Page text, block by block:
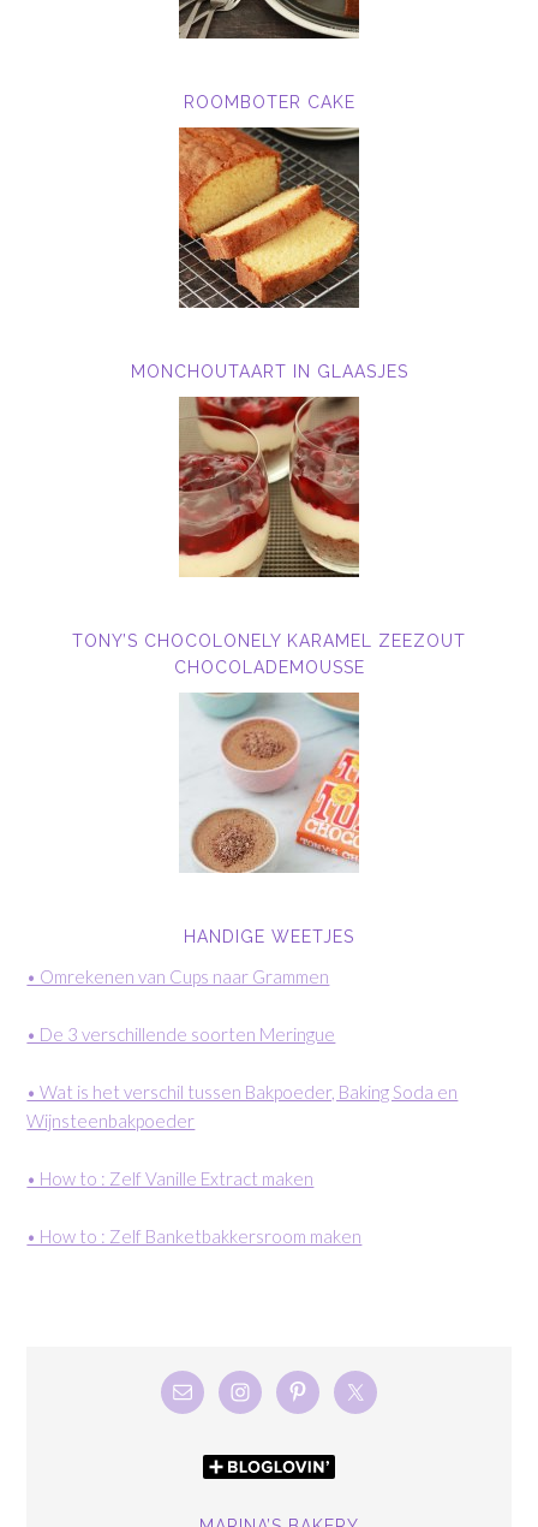
ROOMBOTER CAKE
MONCHOUTAART IN GLAASJES
TONY’S CHOCOLONELY KARAMEL ZEEZOUT
CHOCOLADEMOUSSE
HANDIGE WEETJES
• Omrekenen van Cups naar Grammen
• De 3 verschillende soorten Meringue
• Wat is het verschil tussen Bakpoeder, Baking Soda en
Wijnsteenbakpoeder
• How to : Zelf Vanille Extract maken
• How to : Zelf Banketbakkersroom maken